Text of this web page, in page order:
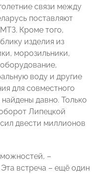
связи между
поставляют
Кроме того,
изделия из
морозильники,
воду и другие
для совместного
давно. Только
Липецкой
двести миллионов
–
встреча – ещё один